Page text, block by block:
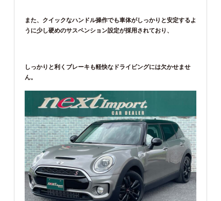
また、クイックなハンドル操作でも車体がしっかりと安定するよ
うに少し硬めのサスペンション設定が採用されており、
しっかりと利くブレーキも軽快なドライビングには欠かせませ
ん。